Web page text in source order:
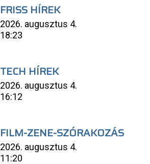
FRISS HÍREK
2026. augusztus 4.
18:23
TECH HÍREK
2026. augusztus 4.
16:12
FILM-ZENE-SZÓRAKOZÁS
2026. augusztus 4.
11:20